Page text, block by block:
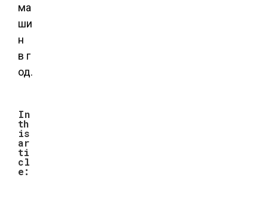
ма
ши
н
в г
од.
In
th
is
ar
ti
cl
e: